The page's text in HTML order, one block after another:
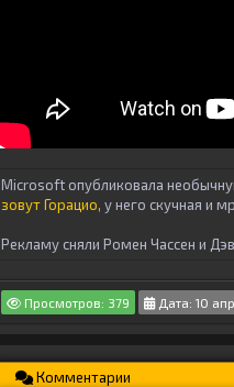
Microsoft опубликовала
зовут Горацио, у него скучная и
Рекламу сняли Ромен Чассен и
Просмотров: 379 Дата: 10
Комментарии